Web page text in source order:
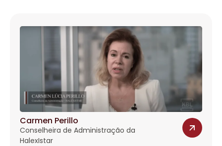
Carmen Perillo
Conselheira de Administração da
HalexIstar